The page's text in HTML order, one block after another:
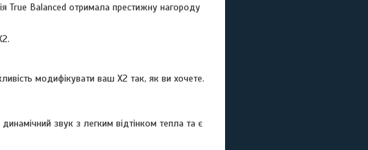
True Balanced отримала престижну нагороду
модифікувати ваш X2 так, як ви хочете.
звук з легким відтінком тепла та є